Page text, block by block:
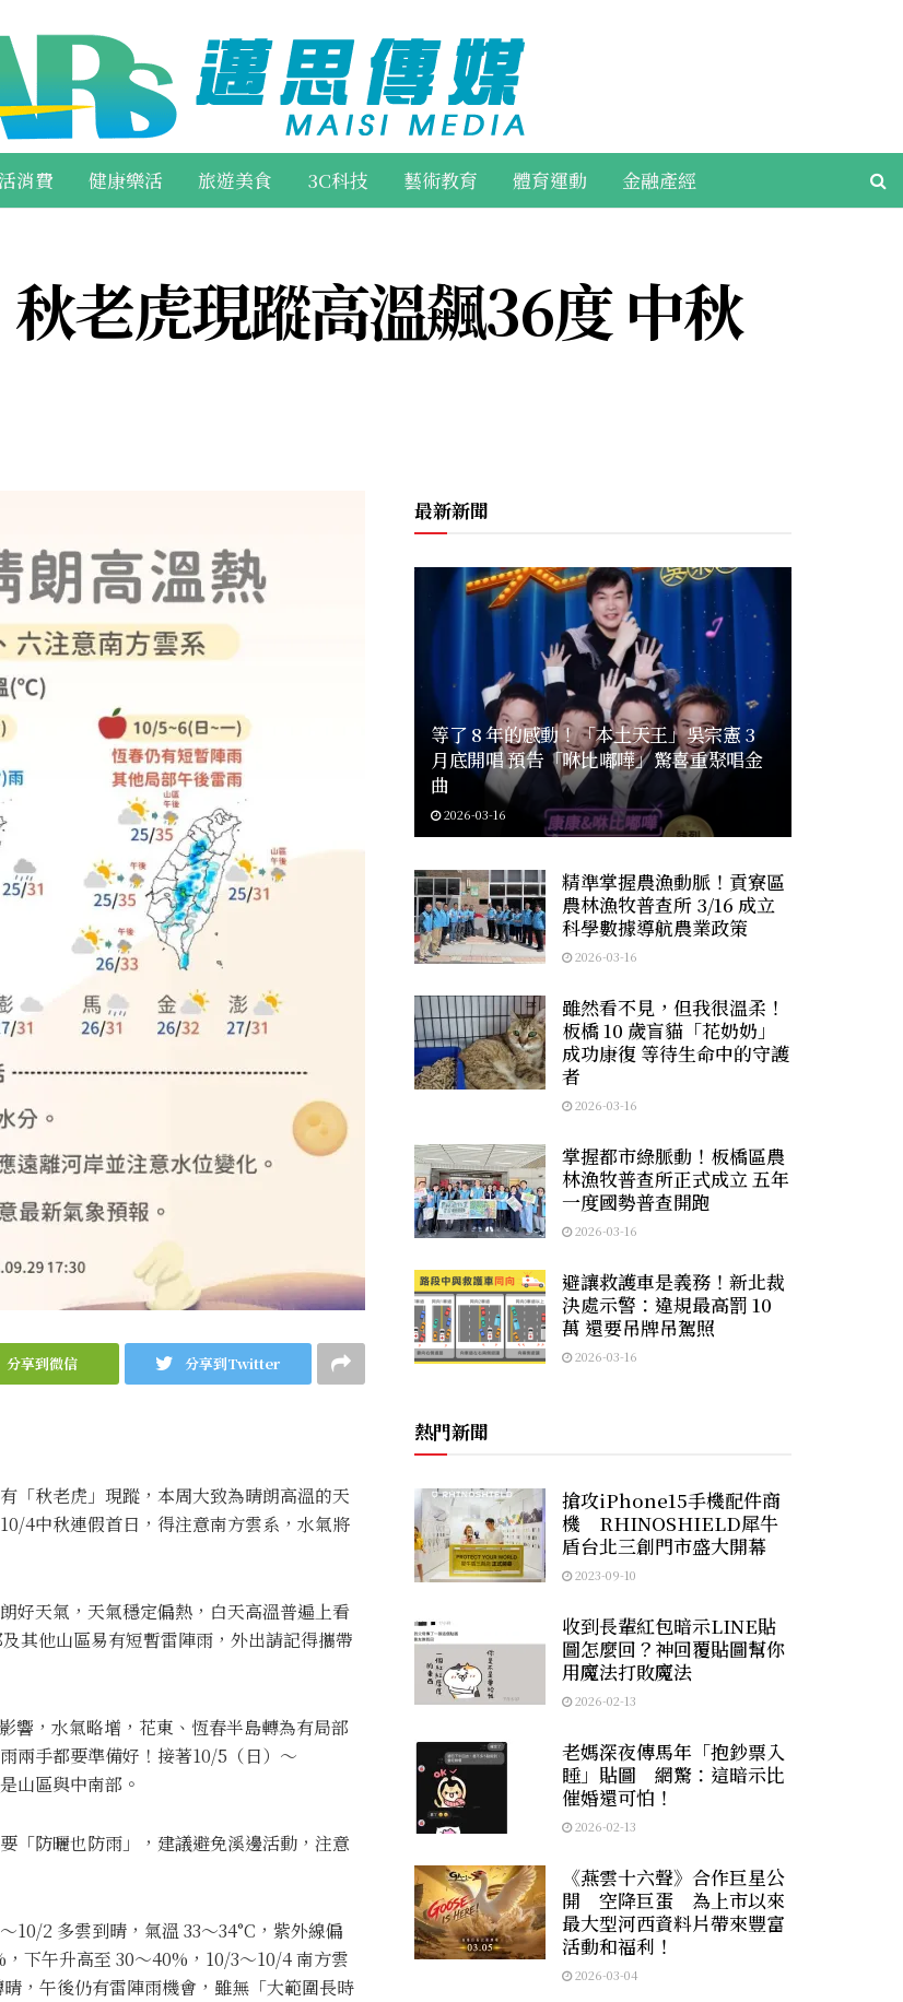
消費 健康樂活 旅遊美食 3C科技 藝術教育 體育運動 金融產經
老虎現蹤高溫飆36度 中秋
分享到微信 分享到Twitter
「秋老虎」現蹤，本周大致為晴朗高溫的天
4中秋連假首日，得注意南方雲系，水氣將
好天氣，天氣穩定偏熱，白天高溫普遍上看
其他山區易有短暫雷陣雨，外出請記得攜帶
響，水氣略增，花東、恆春半島轉為有局部
兩手都要準備好！接著10/5（日）～
山區與中南部。
「防曬也防雨」，建議避免溪邊活動，注意
10/2 多雲到晴，氣溫 33～34°C，紫外線偏
下午升高至 30～40%，10/3～10/4 南方雲
，午後仍有雷陣雨機會，雖無「大範圍長時
最新新聞
等了 8 年的感動！「本土天王」吳宗憲 3
月底開唱 預告「咻比嘟嘩」驚喜重聚唱金
曲
2026-03-16
精準掌握農漁動脈！貢寮區
農林漁牧普查所 3/16 成立
科學數據導航農業政策
2026-03-16
雖然看不見，但我很溫柔！
板橋 10 歲盲貓「花奶奶」
成功康復 等待生命中的守護
者
2026-03-16
掌握都市綠脈動！板橋區農
林漁牧普查所正式成立 五年
一度國勢普查開跑
2026-03-16
避讓救護車是義務！新北裁
決處示警：違規最高罰 10
萬 還要吊牌吊駕照
2026-03-16
熱門新聞
搶攻iPhone15手機配件商
機 RHINOSHIELD犀牛
盾台北三創門市盛大開幕
2023-09-10
收到長輩紅包暗示LINE貼
圖怎麼回？神回覆貼圖幫你
用魔法打敗魔法
2026-02-13
老媽深夜傳馬年「抱鈔票入
睡」貼圖 網驚：這暗示比
催婚還可怕！
2026-02-13
《燕雲十六聲》合作巨星公
開 空降巨蛋 為上市以來
最大型河西資料片帶來豐富
活動和福利！
2026-03-04